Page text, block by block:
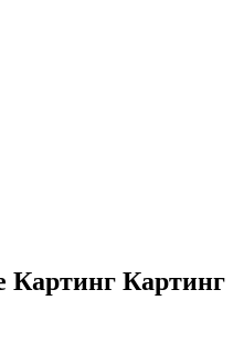
Картинг Картинг